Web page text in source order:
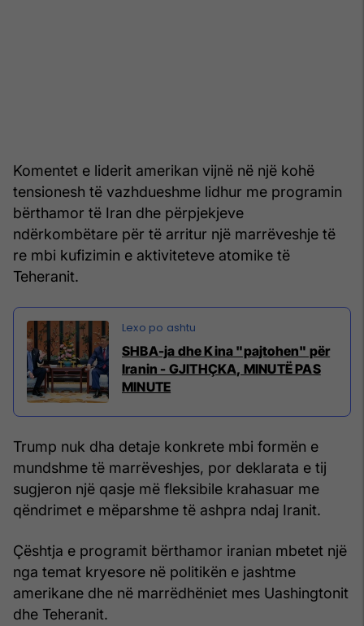
Komentet e liderit amerikan vijnë në një kohë
tensionesh të vazhdueshme lidhur me programin
bërthamor të Iran dhe përpjekjeve
ndërkombëtare për të arritur një marrëveshje të
re mbi kufizimin e aktiviteteve atomike të
Teheranit.
SHBA-ja dhe Kina "pajtohen" për
Iranin - GJITHÇKA, MINUTË PAS
MINUTE
Trump nuk dha detaje konkrete mbi formën e
mundshme të marrëveshjes, por deklarata e tij
sugjeron një qasje më fleksibile krahasuar me
qëndrimet e mëparshme të ashpra ndaj Iranit.
Çështja e programit bërthamor iranian mbetet një
nga temat kryesore në politikën e jashtme
amerikane dhe në marrëdhëniet mes Uashingtonit
dhe Teheranit.